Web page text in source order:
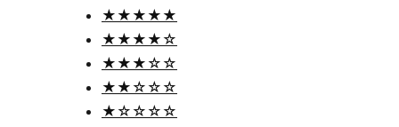
★★★★★
★★★★☆
★★★☆☆
★★☆☆☆
★☆☆☆☆